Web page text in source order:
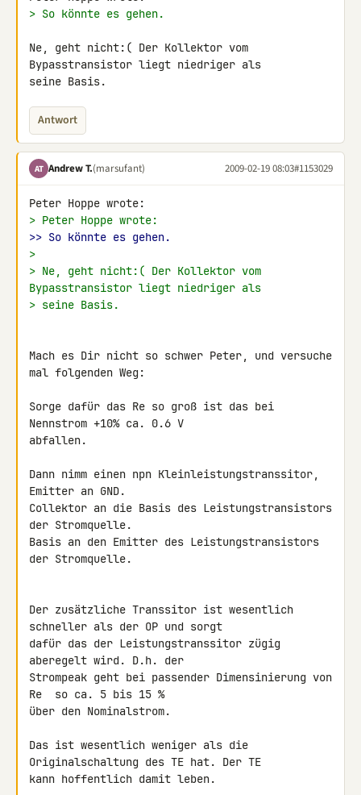
> So könnte es gehen.
Ne, geht nicht:( Der Kollektor vom
Bypasstransistor liegt niedriger als
seine Basis.
Antwort
AT Andrew T.(marsufant) 2009-02-19 08:03#1153029
> Peter Hoppe wrote:
>> So könnte es gehen.
>
> Ne, geht nicht:( Der Kollektor vom
Bypasstransistor liegt niedriger als
> seine Basis.
Mach es Dir nicht so schwer Peter, und versuche
mal folgenden Weg:
Sorge dafür das Re so groß ist das bei
Nennstrom +10% ca. 0.6 V
abfallen.
Dann nimm einen npn Kleinleistungstranssitor,
Emitter an GND.
Collektor an die Basis des Leistungstransistors
der Stromquelle.
Basis an den Emitter des Leistungstransistors
der Stromquelle.
Der zusätzliche Transsitor ist wesentlich
schneller als der OP und sorgt
dafür das der Leistungstranssitor zügig
aberegelt wird. D.h. der
Strompeak geht bei passender Dimensinierung von
Re  so ca. 5 bis 15 %
über den Nominalstrom.
Das ist wesentlich weniger als die
Originalschaltung des TE hat. Der TE
kann hoffentlich damit leben.